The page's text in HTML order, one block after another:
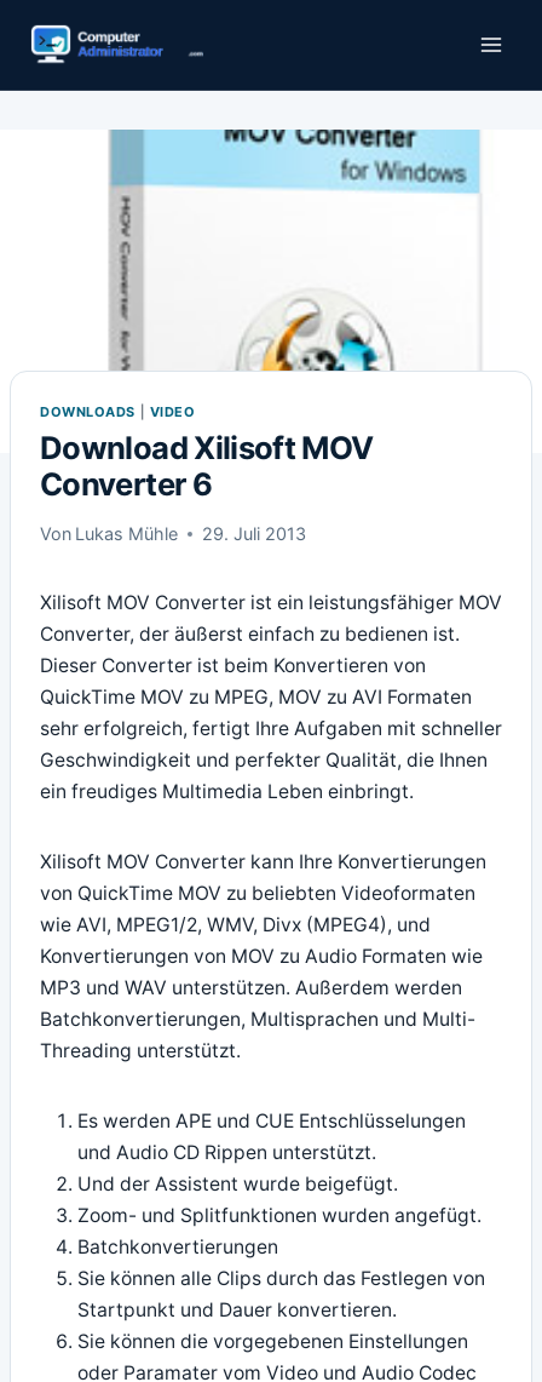
Inhalt
DOWNLOADS VIDEO
Download Xilisoft MOV
Converter 6
Von Lukas Mühle 29. Juli 2013
Xilisoft MOV Converter ist ein leistungsfähiger MOV
Converter, der äußerst einfach zu bedienen ist.
Dieser Converter ist beim Konvertieren von
QuickTime MOV zu MPEG, MOV zu AVI Formaten
sehr erfolgreich, fertigt Ihre Aufgaben mit schneller
Geschwindigkeit und perfekter Qualität, die Ihnen
ein freudiges Multimedia Leben einbringt.
Xilisoft MOV Converter kann Ihre Konvertierungen
von QuickTime MOV zu beliebten Videoformaten
wie AVI, MPEG1/2, WMV, Divx (MPEG4), und
Konvertierungen von MOV zu Audio Formaten wie
MP3 und WAV unterstützen. Außerdem werden
Batchkonvertierungen, Multisprachen und Multi-
Threading unterstützt.
Es werden APE und CUE Entschlüsselungen
und Audio CD Rippen unterstützt.
Und der Assistent wurde beigefügt.
Zoom- und Splitfunktionen wurden angefügt.
Batchkonvertierungen
Sie können alle Clips durch das Festlegen von
Startpunkt und Dauer konvertieren.
Sie können die vorgegebenen Einstellungen
oder Paramater vom Video und Audio Codec